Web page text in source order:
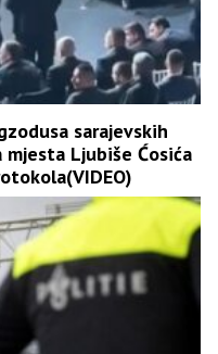
sarajevskih
mjesta Ljubiše Ćosića